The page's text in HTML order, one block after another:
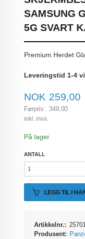
SAMSUNG
5G SVART
Premium Herdet
Leveringstid 1-4
Tilbud
NOK 259,00
Førpris: 349,00
Rabatt
inkl. mva.
På lager
ANTALL
LEGG TIL I
Artikkelnr.:
Produsent: